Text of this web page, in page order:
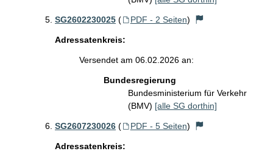
SG2602230025 ( PDF - 2 Seiten)
Adressatenkreis:
Versendet am 06.02.2026 an:
Bundesregierung
Bundesministerium für Verkehr
(BMV) [alle SG dorthin]
SG2607230026 ( PDF - 5 Seiten)
Adressatenkreis: